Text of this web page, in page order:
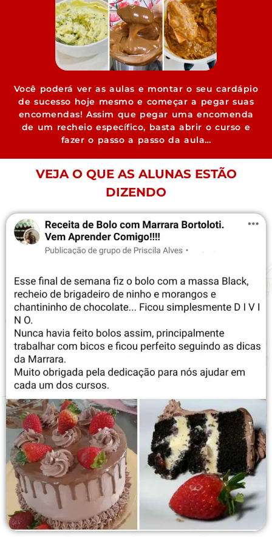
Você poderá ver as aulas e montar o seu cardápio
de sucesso hoje mesmo e começar a pegar suas
encomendas! Assim que pegar uma encomenda
de um recheio específico, basta abrir o curso e
fazer o passo a passo da aula…
VEJA O QUE AS ALUNAS ESTÃO
DIZENDO